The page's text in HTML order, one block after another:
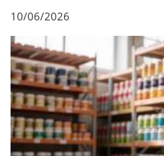
10/06/2026